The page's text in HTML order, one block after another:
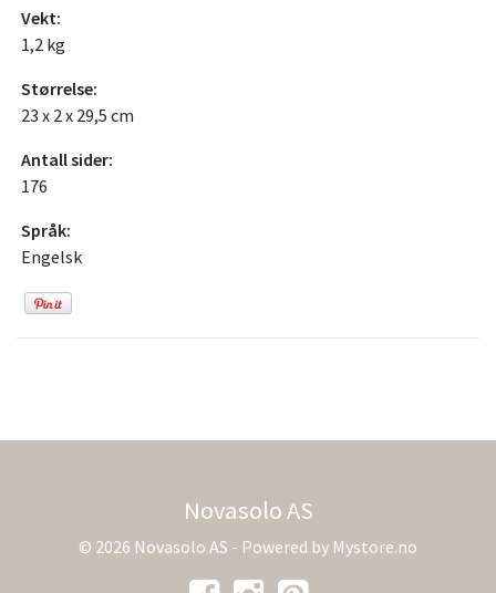
Vekt:
1,2 kg
Størrelse:
23 x 2 x 29,5 cm
Antall sider:
176
Språk:
Engelsk
Novasolo AS
© 2026 Novasolo AS - Powered by Mystore.no